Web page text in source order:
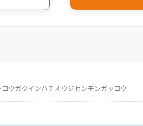
コウガクインハチオウジセンモンガッコウ